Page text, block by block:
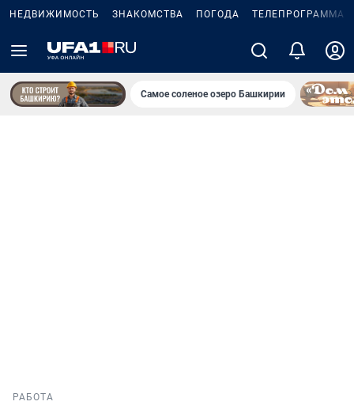
НЕДВИЖИМОСТЬ ЗНАКОМСТВА ПОГОДА ТЕЛЕПРОГРАММА
Самое соленое озеро Башкирии
РАБОТА